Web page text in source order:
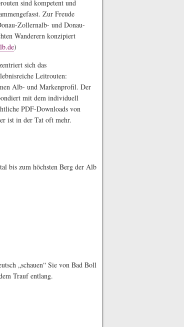
sind kompetent und
Zur Freude
Zollernalb- und Donau-
Wanderern konzipiert
)
sich das
Leit­routen:
Alb- und Markenprofil. Der
mit dem individuell
PDF-Downloads von
ist in der Tat oft mehr.
bis zum höchsten Berg der Alb
„schauen“ Sie von Bad Boll
Trauf entlang.